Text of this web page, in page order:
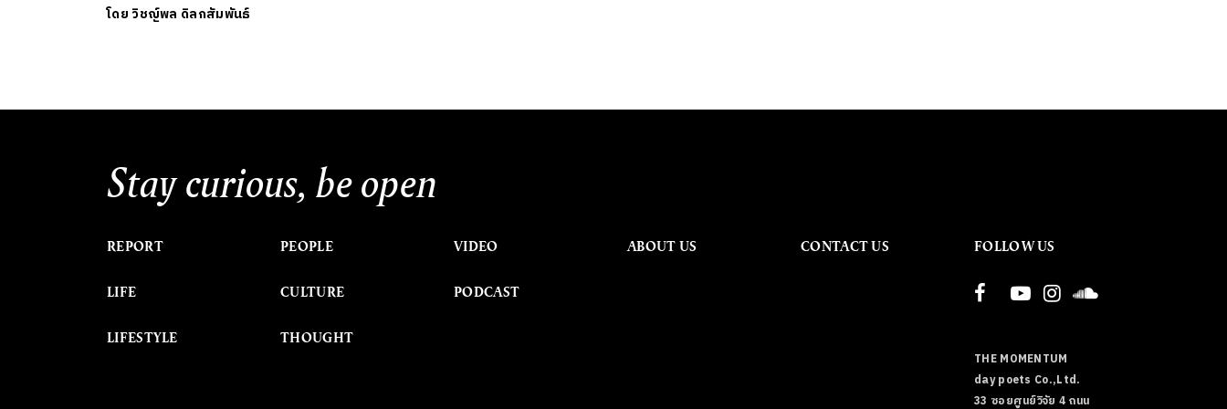
โดยวิชญ์พล ดิลกสัมพันธ์
Stay curious, be open
REPORT
LIFE
LIFESTYLE
PEOPLE
CULTURE
THOUGHT
VIDEO
PODCAST
ABOUT US CONTACT US FOLLOW US
THE MOMENTUM
day poets Co.,Ltd.
33 ซอยศูนย์วิจัย 4 ถนน